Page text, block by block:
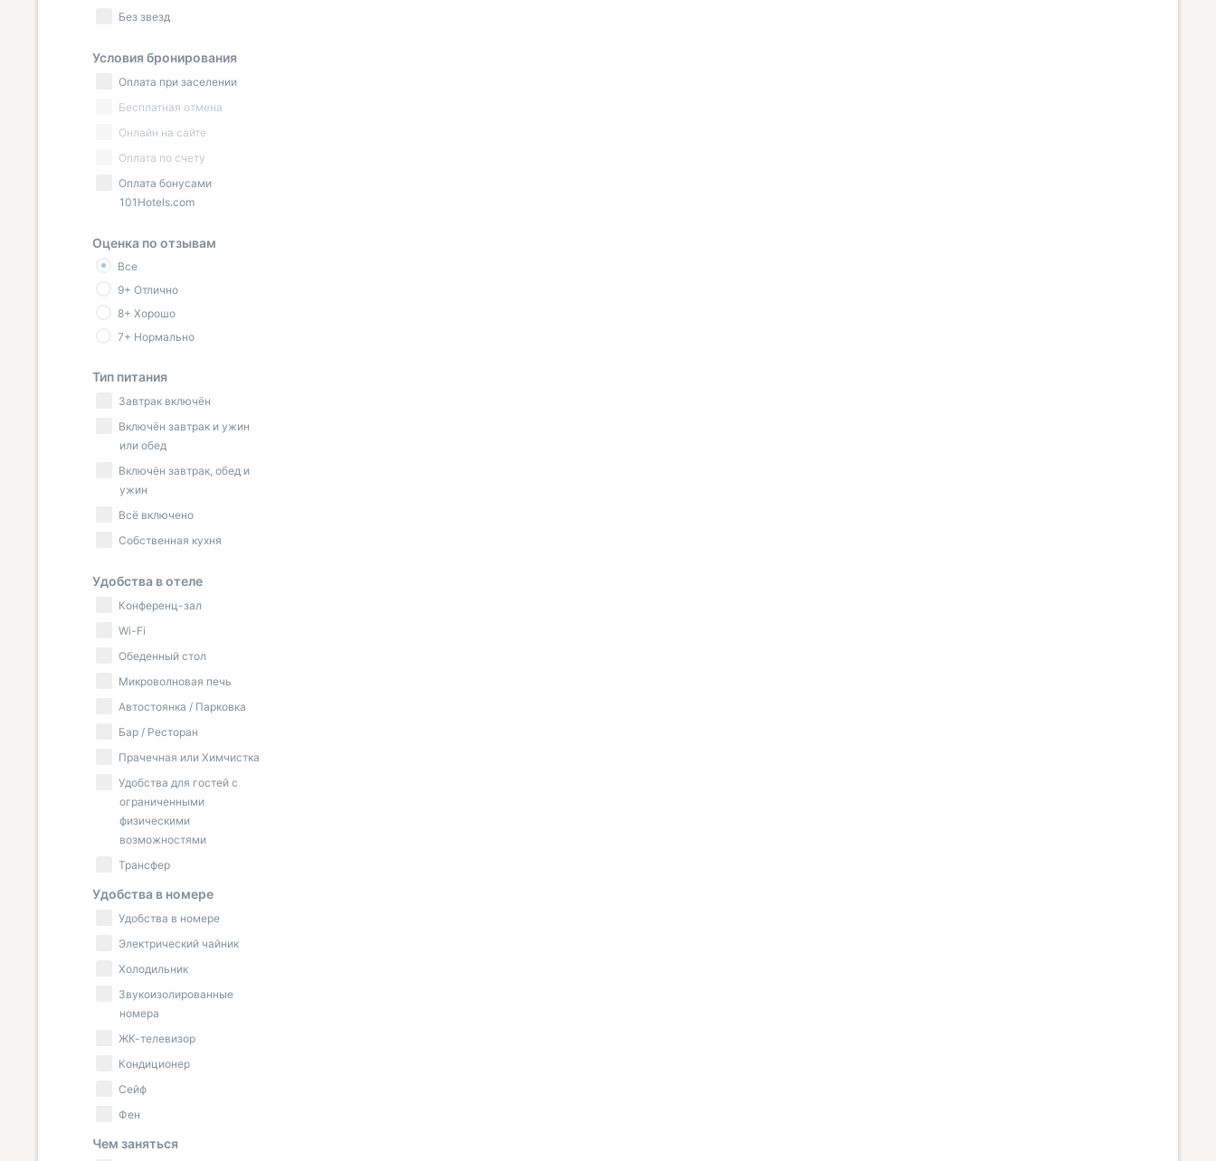
Без звезд
Условия бронирования
Оплата при заселении
Бесплатная отмена
Онлайн на сайте
Оплата по счету
Оплата бонусами
101Hotels.com
Оценка по отзывам
Все
9+ Отлично
8+ Хорошо
7+ Нормально
Тип питания
Завтрак включён
Включён завтрак и ужин
или обед
Включён завтрак, обед и
ужин
Всё включено
Собственная кухня
Удобства в отеле
Конференц-зал
Wi-Fi
Обеденный стол
Микроволновая печь
Автостоянка / Парковка
Бар / Ресторан
Прачечная или Химчистка
Удобства для гостей с
ограниченными
физическими
возможностями
Трансфер
Удобства в номере
Удобства в номере
Электрический чайник
Холодильник
Звукоизолированные
номера
ЖК-телевизор
Кондиционер
Сейф
Фен
Чем заняться